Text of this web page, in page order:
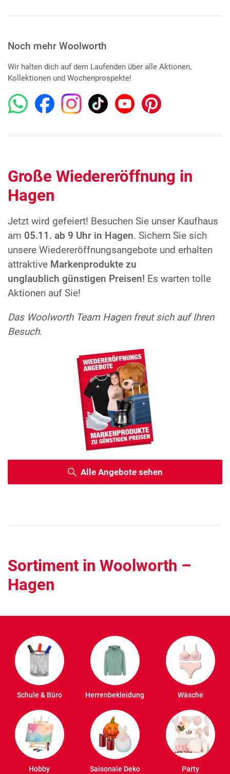
Noch mehr Woolworth
Wir halten dich auf dem Laufenden über alle Aktionen,
Kollektionen und Wochenprospekte!
Große Wiedereröffnung in
Hagen
Jetzt wird gefeiert! Besuchen Sie unser Kaufhaus
am 05.11. ab 9 Uhr in Hagen. Sichern Sie sich
unsere Wiedereröffnungsangebote und erhalten
attraktive Markenprodukte zu
unglaublich günstigen Preisen! Es warten tolle
Aktionen auf Sie!
Das Woolworth Team Hagenfreut sich auf Ihren
Besuch.
Alle Angebote sehen
Sortiment in Woolworth –
Hagen
Schule & Büro Herrenbekleidung Wäsche
Hobby Saisonale Deko Party